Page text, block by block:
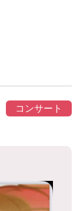
コンサート